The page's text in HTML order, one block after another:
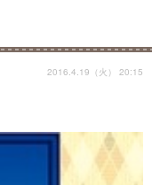
2016.4.19（火） 20:15